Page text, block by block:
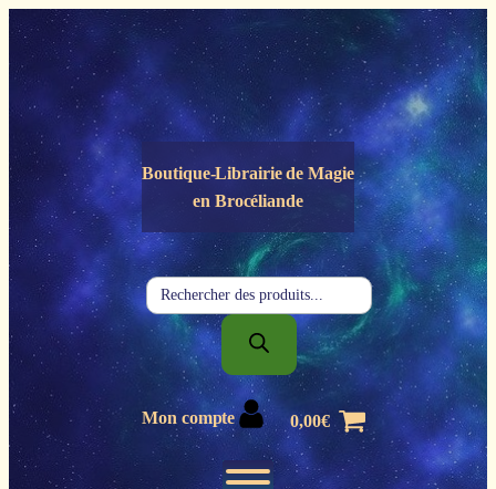
Panneau de gestion des cookies
Boutique-Librairie deMagie
en Brocéliande
Recherche
de
produits
Mon compte 0,00€